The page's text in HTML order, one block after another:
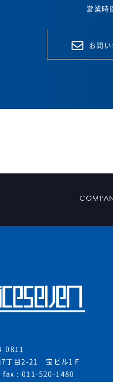
営業
お問
0811
7丁目2-21 宝ビル1Ｆ
fax : 011-520-1480